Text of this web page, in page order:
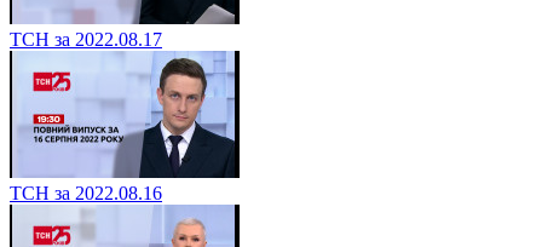
ТСН за 2022.08.17
ТСН за 2022.08.16